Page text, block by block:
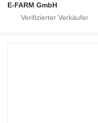
E-FARM GmbH